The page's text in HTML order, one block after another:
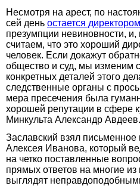
Несмотря на арест, по
сей день остается директором
презумпции невиновности,
считаем, что это хороший
человек. Если докажут
общество и суд, мы изменим
конкретных деталей этого
следственные органы с
мера пресечения была
хорошей репутации в сфере
Минкульта Александр Авдеев.
Заславский взял письменное
Алексея Иванова, который
на четко поставленные
прямых ответов на многие
выглядят